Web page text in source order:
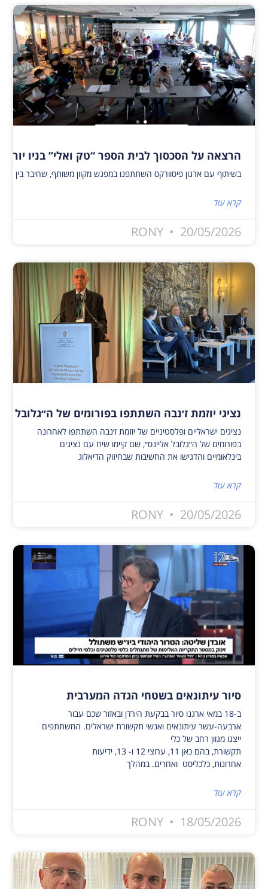
הרצאה על הסכסוך לבית הספר “טק ואלי” בניו יורק
בשיתוף עם ארגון פיסוורקס השתתפנו במפגש מקוון משותף, שחיבר בין פעילי שלום ישראלים ופלסטינים לבין 40 תלמידים מבית הספר טק ואלי בניו יורק. המפגש העניק לתלמידים הזדמנות ייחודית להיחשף לאתגרים, להזדמנויות, לתקוות ולחששות
קרא עוד
RONY 20/05/2026
נציגי יוזמת ז׳נבה השתתפו בפורומים של ה״גלובל
נציגים ישראליים ופלסטיניים של יוזמת ז׳נבה השתתפו לאחרונה
בפורומים של ה״גלובל אליינס״, שם קיימו שיח עם נציגים
בינלאומיים והדגישו את החשיבות שבחיזוק הדיאלוג
קרא עוד
RONY 20/05/2026
סיור עיתונאים בשטחי הגדה המערבית
ב-18 במאי ארגנו סיור בבקעת הירדן ובאזור שכם עבור
ארבעה-עשר עיתונאים ואנשי תקשורת ישראלים. המשתתפים
ייצגו מגוון רחב של כלי
תקשורת, בהם כאן 11, ערוצי 12 ו- 13, ידיעות
אחרונות, כלכליסט ואחרים. במהלך
קרא עוד
RONY 18/05/2026